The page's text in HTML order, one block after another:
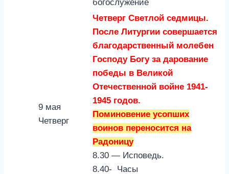
богослужение
9 мая
Четверг
Четверг Светлой седмицы.
После Литургии совершается
благодарственный молебен
Господу Богу за дарование
победы в Великой
Отечественной войне 1941-
1945 годов.
Поминовение усопших
воинов переносится на
Радоницу
8.30 — Исповедь.
8.40- Часы